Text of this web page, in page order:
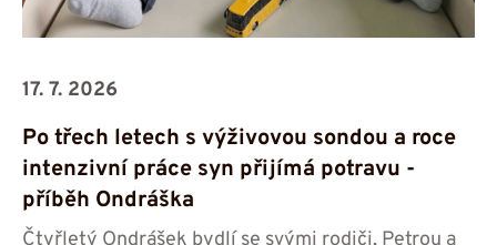
17. 7. 2026
Po třech letech s výživovou sondou a roce
intenzivní práce syn přijímá potravu -⁠⁠⁠⁠⁠⁠
příběh Ondráška